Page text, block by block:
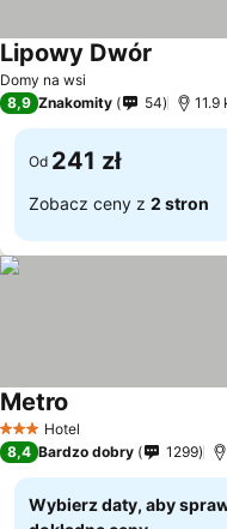
Domy na wsi
Lipowy Dwór
8,9 Znakomity 54 11.9
Od 241 zł
Zobacz ceny z 2 stron
3 Kategoria
Hotel
Metro
8,4 Bardzo dobry 1299
Wybierz daty, aby